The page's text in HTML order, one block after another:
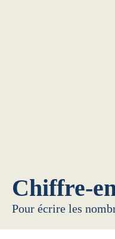
Chiffre-
Pour écrire les